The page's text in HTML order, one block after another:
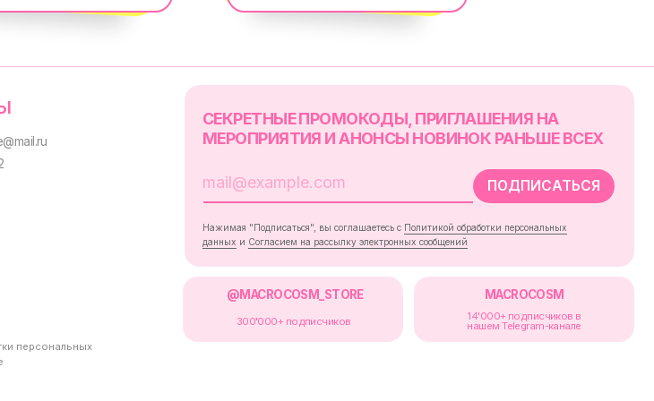
@MACROCOSM_STORE